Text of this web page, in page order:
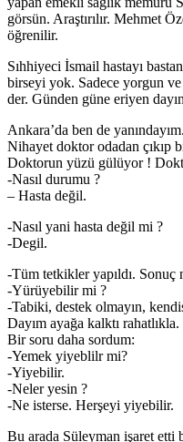
görsün. Araştırılır. Mehmet
öğrenilir.
Sıhhiyeci İsmail hastayı
birseyi yok. Sadece yorgun ve
der. Günden güne eriyen
Ankara’da ben de
Nihayet doktor odadan çıkıp
Doktorun yüzü gülüyor !
-Nasıl durumu ?
– Hasta değil.
-Nasıl yani hasta değil mi ?
-Degil.
-Tüm tetkikler yapıldı. Sonuç
-Yürüyebilir mi ?
-Tabiki, destek olmayın,
Dayım ayağa kalktı rahatlıkla.
Bir soru daha sordum:
-Yemek yiyeblilr mi?
-Yiyebilir.
-Neler yesin ?
-Ne isterse. Herşeyi yiyebilir.
Bu arada Süleyman işaret etti